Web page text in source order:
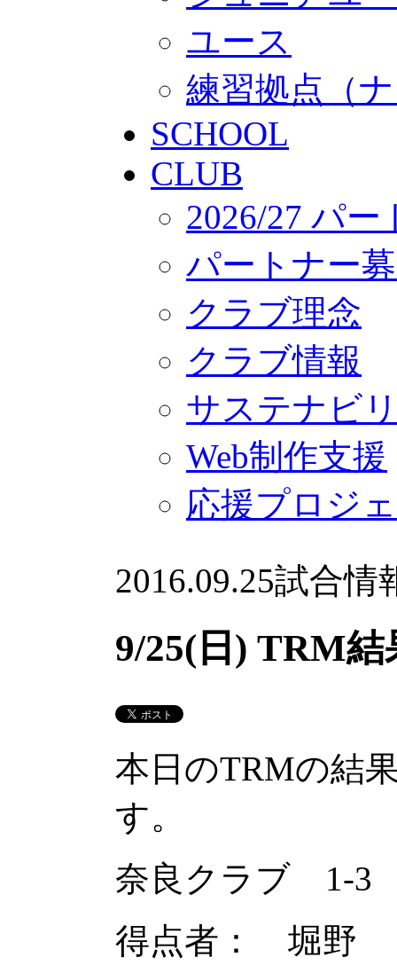
ユース
練習拠点（
SCHOOL
CLUB
2026/27 パ
パートナー
クラブ理念
クラブ情報
サステナビ
Web制作支援
応援プロジ
2016.09.25試合情
9/25(日) TRM
本日のTRMの結
す。
奈良クラブ 1-3
得点者： 堀野